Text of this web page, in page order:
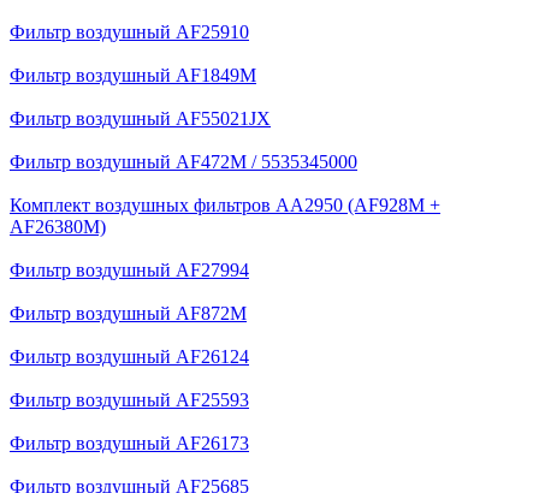
Фильтр воздушный AF25910
Фильтр воздушный AF1849M
Фильтр воздушный AF55021JX
Фильтр воздушный AF472M / 5535345000
Комплект воздушных фильтров AA2950 (AF928M +
AF26380M)
Фильтр воздушный AF27994
Фильтр воздушный AF872M
Фильтр воздушный AF26124
Фильтр воздушный AF25593
Фильтр воздушный AF26173
Фильтр воздушный AF25685